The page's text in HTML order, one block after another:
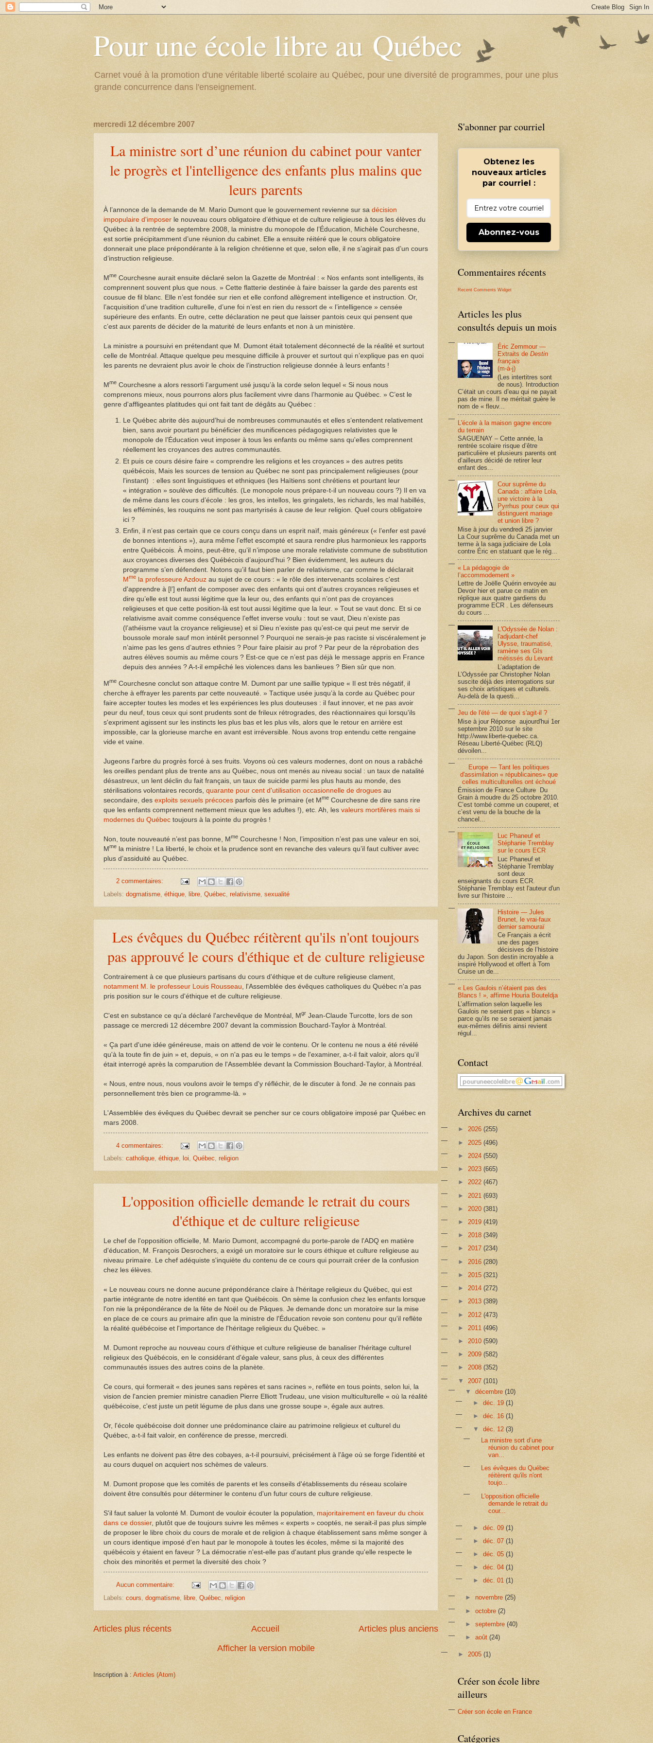
Pour une école libre au Québec
Carnet voué à la promotion d'une véritable liberté scolaire au Québec, pour une diversité de programmes, pour une plus
grande concurrence dans l'enseignement.
mercredi 12 décembre 2007
La ministre sort d’une réunion du cabinet pour vanter
le progrès et l'intelligence des enfants plus malins que
leurs parents
À l’annonce de la demande de M. Mario Dumont que le gouvernement revienne sur sa décision
impopulaire d'imposer le nouveau cours obligatoire d’éthique et de culture religieuse à tous les élèves du
Québec à la rentrée de septembre 2008, la ministre du monopole de l’Éducation, Michèle Courchesne,
est sortie précipitamment d’une réunion du cabinet. Elle a ensuite réitéré que le cours obligatoire
donnerait une place prépondérante à la religion chrétienne et que, selon elle, il ne s’agirait pas d’un cours
d’instruction religieuse.
Mme Courchesne aurait ensuite déclaré selon la Gazette de Montréal : « Nos enfants sont intelligents, ils
comprennent souvent plus que nous. » Cette flatterie destinée à faire baisser la garde des parents est
cousue de fil blanc. Elle n’est fondée sur rien et elle confond allègrement intelligence et instruction. Or,
l’acquisition d’une tradition culturelle, d’une foi n’est en rien du ressort de « l’intelligence » censée
supérieure des enfants. En outre, cette déclaration ne peut que laisser pantois ceux qui pensent que
c’est aux parents de décider de la maturité de leurs enfants et non à un ministère.
La ministre a poursuivi en prétendant que M. Dumont était totalement déconnecté de la réalité et surtout
celle de Montréal. Attaque quelque peu mesquine difficile à prouver et surtout qui n’explique pas en quoi
les parents ne devraient plus avoir le choix de l’instruction religieuse donnée à leurs enfants !
Mme Courchesne a alors ressorti l’argument usé jusqu’à la corde selon lequel « Si nous nous
comprenons mieux, nous pourrons alors plus facilement vivre dans l’harmonie au Québec. » C’est le
genre d'affligeantes platitudes qui ont fait tant de dégâts au Québec :
Le Québec abrite dès aujourd’hui de nombreuses communautés et elles s’entendent relativement
bien, sans avoir pourtant pu bénéficier des munificences pédagogiques relativistes que le
monopole de l’Éducation veut imposer à tous les enfants ou même sans qu'elles comprennent
réellement les croyances des autres communautés.
Et puis ce cours désire faire « comprendre les religions et les croyances » des autres petits
québécois, Mais les sources de tension au Québec ne sont pas principalement religieuses (pour
l'instant) : elles sont linguistiques et ethniques (les Haïtiens sont chrétiens et pourtant leur
« intégration » soulève des difficultés. (Le monopole nous prépare-t-il un nouveau cours ?) Il en va
de même dans les cours d’école : les gros, les intellos, les gringalets, les richards, les mal habillés,
les efféminés, les rouquins ne sont pas martyrisés à cause de leur religion. Quel cours obligatoire
ici ?
Enfin, il n’est pas certain que ce cours conçu dans un esprit naïf, mais généreux (« l’enfer est pavé
de bonnes intentions »), aura même l’effet escompté et saura rendre plus harmonieux les rapports
entre Québécois. À moins, peut-être, qu’il n’impose une morale relativiste commune de substitution
aux croyances diverses des Québécois d’aujourd’hui ? Bien évidemment, les auteurs du
programme s’en défendent. Notons qu’il faut bien parler de relativisme, car comme le déclarait
Mme la professeure Azdouz au sujet de ce cours : « le rôle des intervenants scolaires c'est
d'apprendre à [l’] enfant de composer avec des enfants qui ont d’autres croyances religieuses et
dire qu’elle est tout aussi légitime que la leur ou, des enfants qui n’ont pas de croyances
religieuses et que cette position-là est tout aussi légitime que la leur. » Tout se vaut donc. Et si ce
relativisme avait comme conséquence l’effet inverse voulu : tout se vaut, Dieu n’existe pas
(l’athéisme vaut la croyance religieuse) et si Dieu n’existe pas qu’est-ce qui peut me servir de
boussole morale sauf mon intérêt personnel ? Pourquoi ne serais-je pas raciste si viscéralement je
n’aime pas les gens d’autres ethnies ? Pour faire plaisir au prof ? Par peur de la réprobation des
autres élèves soumis au même cours ? Est-ce que ce n’est pas déjà le message appris en France
depuis des années ? A-t-il empêché les violences dans les banlieues ? Bien sûr que non.
Mme Courchesne conclut son attaque contre M. Dumont par une saillie typique « Il est très négatif, il
cherche à effrayer les parents par cette nouveauté. » Tactique usée jusqu’à la corde au Québec pour
faire accepter toutes les modes et les expériences les plus douteuses : il faut innover, et ne pas avoir
peur du neuf, tous ceux qui sont prudents sont de frileux rétrogrades, des réactionnaires qui lorsqu'ils
s'expriment agissent sur les instincts les plus bas et les plus vils, alors que le retour en arrière est
impossible, car la glorieuse marche en avant est irréversible. Nous avons trop entendu cette rengaine
vide et vaine.
Jugeons l'arbre du progrès forcé à ses fruits. Voyons où ces valeurs modernes, dont on nous a rabâché
les oreilles pendant plus de trente ans au Québec, nous ont menés au niveau social : un taux de natalité
désastreux, un lent déclin du fait français, un taux de suicide parmi les plus hauts au monde, des
stérilisations volontaires records, quarante pour cent d'utilisation occasionnelle de drogues au
secondaire, des exploits sexuels précoces parfois dès le primaire (et Mme Courchesne de dire sans rire
que les enfants comprennent nettement mieux que les adultes !), etc. Ah, les valeurs mortifères mais si
modernes du Québec toujours à la pointe du progrès !
Non, toute nouveauté n’est pas bonne, Mme Courchesne ! Non, l’imposition n’est pas une valeur en soi,
Mme la ministre ! La liberté, le choix et la prudence sont en revanche des valeurs qu’il faut cultiver avec
plus d’assiduité au Québec.
2 commentaires:
Labels: dogmatisme, éthique, libre, Québec, relativisme, sexualité
Les évêques du Québec réitèrent qu'ils n'ont toujours
pas approuvé le cours d'éthique et de culture religieuse
Contrairement à ce que plusieurs partisans du cours d'éthique et de culture religieuse clament,
notamment M. le professeur Louis Rousseau , l'Assemblée des évêques catholiques du Québec n'a pas
pris position sur le cours d'éthique et de culture religieuse.
C'est en substance ce qu'a déclaré l'archevêque de Montréal, Mgr Jean-Claude Turcotte, lors de son
passage ce mercredi 12 décembre 2007 devant la commission Bouchard-Taylor à Montréal.
« Ça part d'une idée généreuse, mais on attend de voir le contenu. Or le contenu ne nous a été révélé
qu'à la toute fin de juin » et, depuis, « on n'a pas eu le temps » de l'examiner, a-t-il fait valoir, alors qu'il
était interrogé après la comparution de l'Assemblée devant la Commission Bouchard-Taylor, à Montréal.
« Nous, entre nous, nous voulons avoir le temps d'y réfléchir, de le discuter à fond. Je ne connais pas
personnellement très bien ce programme-là. »
L'Assemblée des évêques du Québec devrait se pencher sur ce cours obligatoire imposé par Québec en
mars 2008.
4 commentaires:
Labels: catholique, éthique, loi, Québec, religion
L'opposition officielle demande le retrait du cours
d'éthique et de culture religieuse
Le chef de l'opposition officielle, M. Mario Dumont, accompagné du porte-parole de l'ADQ en matière
d'éducation, M. François Desrochers, a exigé un moratoire sur le cours éthique et culture religieuse au
niveau primaire. Le chef adéquiste s'inquiète du contenu de ce cours qui pourrait créer de la confusion
chez les élèves.
« Le nouveau cours ne donne aucune prépondérance claire à l'héritage religieux du Québec, qui est
partie intégrante de notre identité en tant que Québécois. On sème la confusion chez les enfants lorsque
l'on nie la prépondérance de la fête de Noël ou de Pâques. Je demande donc un moratoire sur la mise
en place de ce cours au primaire afin que la ministre de l'Éducation revoie son contenu pour qu'il reflète
la réalité québécoise et l'importance de l'héritage religieux du Québec. »
M. Dumont reproche au nouveau cours d'éthique et culture religieuse de banaliser l'héritage culturel
religieux des Québécois, en le considérant d'égale valeur, sans plus, à ceux des différentes
communautés issues des autres coins de la planète.
Ce cours, qui formerait « des jeunes sans repères et sans racines », reflète en tous points, selon lui, la
vision de l'ancien premier ministre canadien Pierre Elliott Trudeau, une vision multiculturelle « où la réalité
québécoise, c'est juste un petit légume de plus dans une grosse soupe », égale aux autres.
Or, l'école québécoise doit donner une prédominance claire au patrimoine religieux et culturel du
Québec, a-t-il fait valoir, en conférence de presse, mercredi.
Les enfants ne doivent pas être des cobayes, a-t-il poursuivi, précisément à l'âge où se forge l'identité et
au cours duquel on acquiert nos schèmes de valeurs.
M. Dumont propose que les comités de parents et les conseils d'établissements du réseau scolaire
doivent être consultés pour déterminer le contenu d'un futur cours de culture religieuse.
S'il faut saluer la volonté M. Dumont de vouloir écouter la population, majoritairement en faveur du choix
dans ce dossier, plutôt que de toujours suivre les mêmes « experts » cooptés, ne serait-il pas plus simple
de proposer le libre choix du cours de morale et de religion à chaque établissement sans même songer à
un cours identique imposé d'en haut par le monopole à toutes les écoles, même si la majorité des
québécois y étaient en faveur ? La démocratie n'est-elle pas d'autant plus grande qu'elle respecte le
choix des minorités et permet la diversité des choix ?
Aucun commentaire:
Labels: cours dogmatisme libre Québec religion
Articles plus récents Articles plus anciens
Accueil
Afficher la version mobile
Inscription à : Articles (Atom)
S'abonner par courriel
Obtenez les
nouveaux articles
par courriel :
Abonnez-vous
Commentaires récents
Recent Comments Widget
Articles les plus
consultés depuis un mois
Éric Zemmour —
Extraits deDestin
français
(m-à-j)
(Les intertitres sont
de nous). Introduction
C’était un cours d’eau qui ne payait
pas de mine. Il ne méritait guère le
nom de « fleuv...
L'école à la maison gagne encore
du terrain
SAGUENAY – Cette année, la
rentrée scolaire risque d’être
particulière et plusieurs parents ont
d’ailleurs décidé de retirer leur
enfant des...
Cour suprême du
Canada : affaire Lola,
une victoire à la
Pyrrhus pour ceux qui
distinguent mariage
et union libre ?
Mise à jour du vendredi 25 janvier
La Cour suprême du Canada met un
terme à la saga judiciaire de Lola
contre Éric en statuant que le rég...
« La pédagogie de
l’accommodement »
Lettre de Joëlle Quérin envoyée au
Devoir hier et parue ce matin en
réplique aux quatre gardiens du
programme ECR . Les défenseurs
du cours ...
L'Odyssée de Nolan :
l'adjudant-chef
Ulysse, traumatisé,
ramène ses GIs
métissés du Levant
L’adaptation de
L’Odyssée par Christopher Nolan
suscite déjà des interrogations sur
ses choix artistiques et culturels.
Au-delà de la questi...
Jeu de l'été — de quoi s'agit-il ?
Mise à jour Réponse aujourd'hui 1er
septembre 2010 sur le site
http://www.liberte-quebec.ca.
Réseau Liberté-Québec (RLQ)
dévoilen...
Europe — Tant les politiques
d'assimilation « républicaines» que
celles multiculturelles ont échoué
Émission de France Culture Du
Grain à moudre du 25 octobre 2010.
C’est tombé comme un couperet, et
c’est venu de la bouche de la
chancel...
Luc Phaneuf et
Stéphanie Tremblay
sur le cours ECR
Luc Phaneuf et
Stéphanie Tremblay
sont deux
enseignants du cours ECR.
Stéphanie Tremblay est l'auteur d'un
livre sur l'histoire ...
Histoire — Jules
Brunet, le vrai-faux
dernier samouraï
Ce Français a écrit
une des pages
décisives de l’histoire
du Japon. Son destin incroyable a
inspiré Hollywood et offert à Tom
Cruise un de...
« Les Gaulois n’étaient pas des
Blancs ! », affirme Houria Bouteldja
L’affirmation selon laquelle les
Gaulois ne seraient pas « blancs »
parce qu’ils ne se seraient jamais
eux-mêmes définis ainsi revient
régul...
Contact
Archives du carnet
► 2026 (255)
► 2025 (496)
► 2024 (550)
► 2023 (665)
► 2022 (467)
► 2021 (693)
► 2020 (381)
► 2019 (419)
► 2018 (349)
► 2017 (234)
► 2016 (280)
► 2015 (321)
► 2014 (272)
► 2013 (389)
► 2012 (473)
► 2011 (496)
► 2010 (590)
► 2009 (582)
► 2008 (352)
▼ 2007 (101)
▼décembre(10)
► déc. 19 (1)
► déc. 16 (1)
▼ déc. 12 (3)
La ministre sort d’une
réunion du cabinet pour
van...
Les évêques du Québec
réitèrent qu'ils n'ont
toujo...
L'opposition officielle
demande le retrait du
cour...
► déc. 09 (1)
► déc. 07 (1)
► déc. 05 (1)
► déc. 04 (1)
► déc. 01 (1)
►novembre(25)
►octobre(2)
►septembre(40)
►août(24)
► 2005 (1)
Créer son école libre
ailleurs
Créer son école en France
Catégories